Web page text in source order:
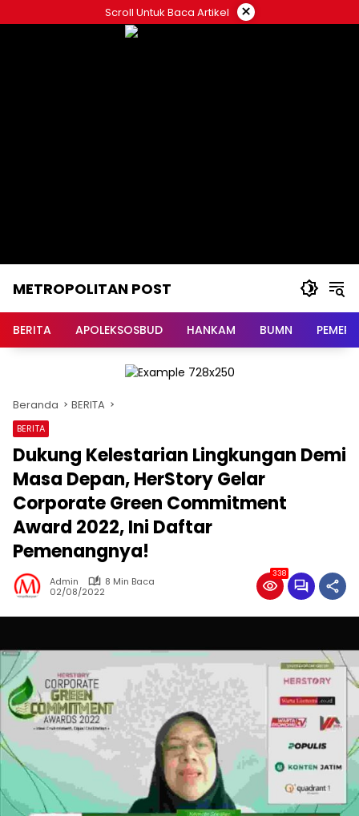
ke
Scroll Untuk Baca Artikel ×
METROPOLITAN POST
BERITA APOLEKSOSBUD HANKAM BUMN
Beranda BERITA
BERITA
Dukung Kelestarian Lingkungan Demi
Masa Depan, HerStory Gelar
Corporate Green Commitment
Award 2022, Ini Daftar
Pemenangnya!
Admin
8 Min Baca
02/08/2022
338